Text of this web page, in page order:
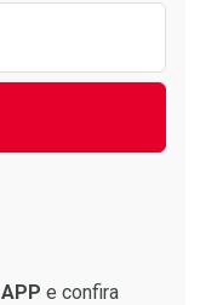
APP e confira